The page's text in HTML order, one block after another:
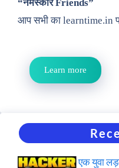
“नमस्कार Friends”
आप सभी का learntime.in
Learn more
एक युवा